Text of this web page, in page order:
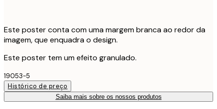
Este poster conta com uma margem branca ao redor da
imagem, que enquadra o design.
Este poster tem um efeito granulado.
19053-5
Histórico de preço
Saiba mais sobre os nossos produtos